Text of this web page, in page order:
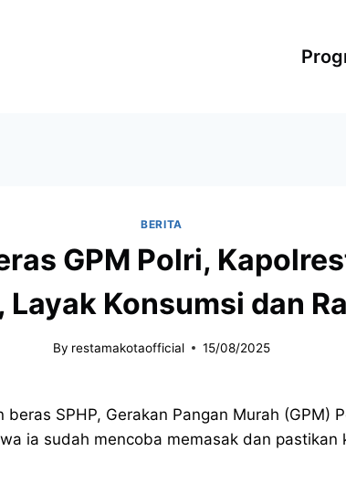
BERITA
GPM Polri,
Layak Konsumsi dan
By restamakotaofficial 15/08/2025
SPHP, Gerakan Pangan Murah (GPM)
ia sudah mencoba memasak dan